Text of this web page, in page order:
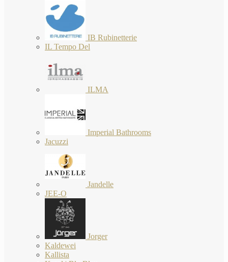
IB Rubinetterie
IL Tempo Del
ILMA
Imperial Bathrooms
Jacuzzi
Jandelle
JEE-O
Jorger
Kaldewei
Kallista